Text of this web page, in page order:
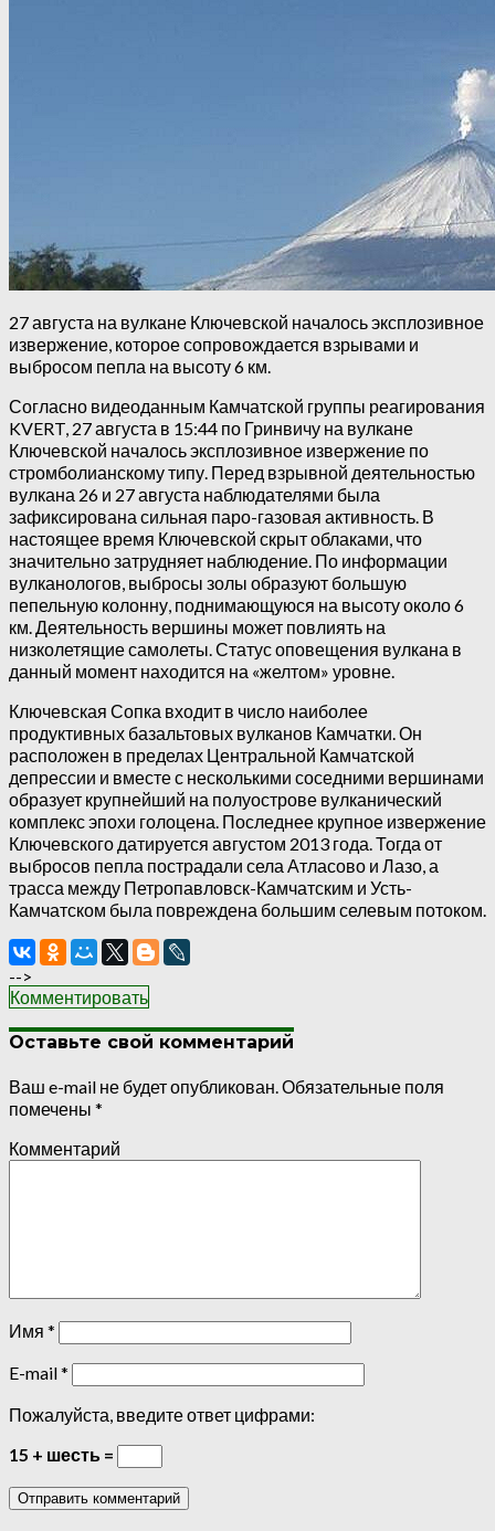
27 августа на вулкане Ключевской началось эксплозивное
извержение, которое сопровождается взрывами и
выбросом пепла на высоту 6 км.
Согласно видеоданным Камчатской группы реагирования
KVERT, 27 августа в 15:44 по Гринвичу на вулкане
Ключевской началось эксплозивное извержение по
стромболианскому типу. Перед взрывной деятельностью
вулкана 26 и 27 августа наблюдателями была
зафиксирована сильная паро-газовая активность. В
настоящее время Ключевской скрыт облаками, что
значительно затрудняет наблюдение. По информации
вулканологов, выбросы золы образуют большую
пепельную колонну, поднимающуюся на высоту около 6
км. Деятельность вершины может повлиять на
низколетящие самолеты. Статус оповещения вулкана в
данный момент находится на «желтом» уровне.
Ключевская Сопка входит в число наиболее
продуктивных базальтовых вулканов Камчатки. Он
расположен в пределах Центральной Камчатской
депрессии и вместе с несколькими соседними вершинами
образует крупнейший на полуострове вулканический
комплекс эпохи голоцена. Последнее крупное извержение
Ключевского датируется августом 2013 года. Тогда от
выбросов пепла пострадали села Атласово и Лазо, а
трасса между Петропавловск-Камчатским и Усть-
Камчатском была повреждена большим селевым потоком.
-->
Комментировать
Оставьте свой комментарий
Ваш e-mail не будет опубликован.Обязательные поля
помечены *
Комментарий
Имя *
E-mail*
Пожалуйста, введите ответ цифрами:
15 + шесть =